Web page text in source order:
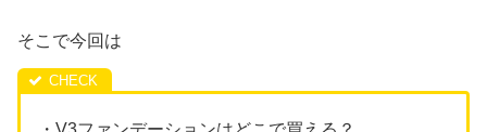
そこで今回は